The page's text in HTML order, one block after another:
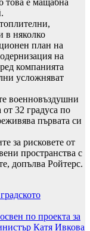
това е мащабна
в няколко
план на
на
компанията
усложняват
военновъздушни
32 градуса по
първата си
за рисковете от
пространства с
допълва Ройтерс.
по проекта за
Катя Ивкова